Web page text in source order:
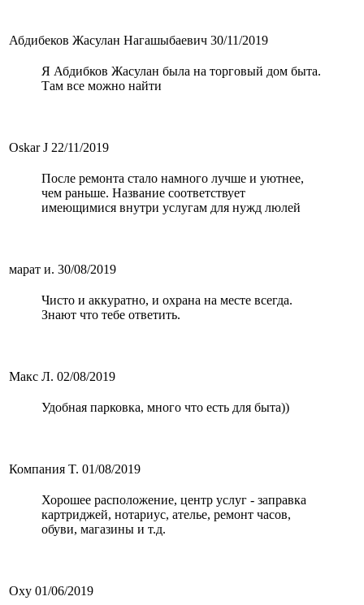
Абдибеков Жасулан Нагашыбаевич 30/11/2019
Я Абдибков Жасулан была на торговый дом быта.
Там все можно найти
Oskar J 22/11/2019
После ремонта стало намного лучше и уютнее,
чем раньше. Название соответствует
имеющимися внутри услугам для нужд люлей
марат и. 30/08/2019
Чисто и аккуратно, и охрана на месте всегда.
Знают что тебе ответить.
Макс Л. 02/08/2019
Удобная парковка, много что есть для быта))
Компания T. 01/08/2019
Хорошее расположение, центр услуг - заправка
картриджей, нотариус, ателье, ремонт часов,
обуви, магазины и т.д.
Oxy 01/06/2019